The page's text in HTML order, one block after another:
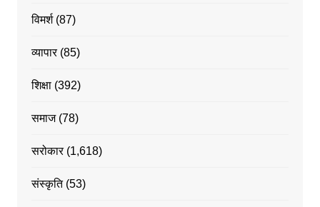
विमर्श(87)
व्यापार(85)
शिक्षा(392)
समाज(78)
सरोकार(1,618)
संस्कृति(53)